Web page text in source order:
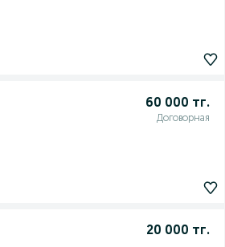
60 000 тг.
Договорная
20 000 тг.